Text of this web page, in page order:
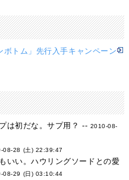
ボトム」先行入手キャンペーン
は初だな。サプ用？ -- 2010-08-
08-28 (土) 22:39:47
いい。ハウリングソードとの愛
08-29 (日) 03:10:44